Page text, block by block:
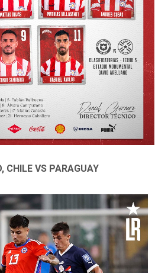
CHILE VS PARAGUAY